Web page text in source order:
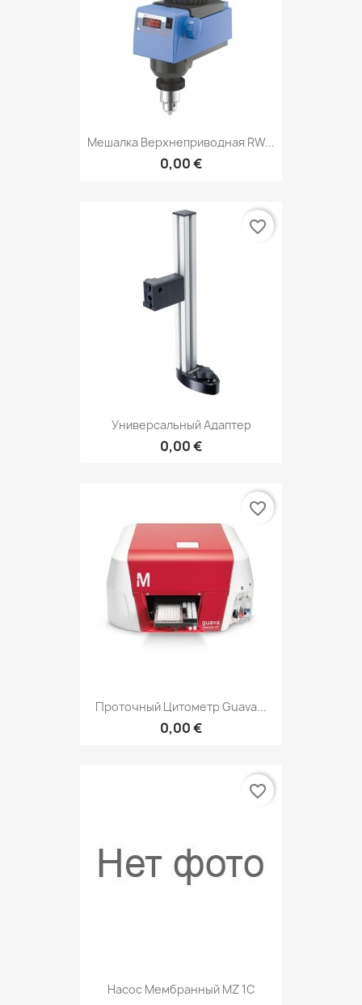
Мешалка Верхнеприводная RW...
0,00 €
Универсальный Адаптер
0,00 €
favorite_border
Проточный Цитометр Guava...
0,00 €
favorite_border
Насос Мембранный MZ 1C
favorite_border